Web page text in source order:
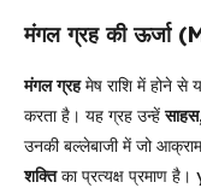
मंगल ग्रह की ऊर्जा
मंगल ग्रहमेष राशि में होने से
करता है। यह ग्रह उन्हें
उनकी बल्लेबाजी में जो
शक्तिका प्रत्यक्ष प्रमाण